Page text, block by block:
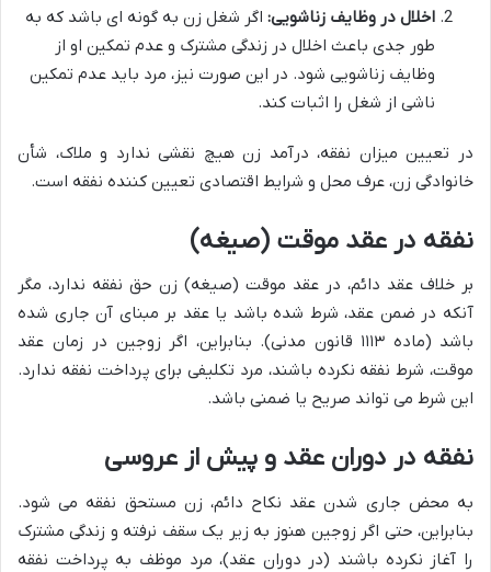
اخلال در وظایف زناشویی: اگر شغل زن به گونه ای باشد که به
طور جدی باعث اخلال در زندگی مشترک و عدم تمکین او از
وظایف زناشویی شود. در این صورت نیز، مرد باید عدم تمکین
ناشی از شغل را اثبات کند.
در تعیین میزان نفقه، درآمد زن هیچ نقشی ندارد و ملاک، شأن
خانوادگی زن، عرف محل و شرایط اقتصادی تعیین کننده نفقه است.
نفقه در عقد موقت (صیغه)
بر خلاف عقد دائم، در عقد موقت (صیغه) زن حق نفقه ندارد، مگر
آنکه در ضمن عقد، شرط شده باشد یا عقد بر مبنای آن جاری شده
باشد (ماده ۱۱۱۳ قانون مدنی). بنابراین، اگر زوجین در زمان عقد
موقت، شرط نفقه نکرده باشند، مرد تکلیفی برای پرداخت نفقه ندارد.
این شرط می تواند صریح یا ضمنی باشد.
نفقه در دوران عقد و پیش از عروسی
به محض جاری شدن عقد نکاح دائم، زن مستحق نفقه می شود.
بنابراین، حتی اگر زوجین هنوز به زیر یک سقف نرفته و زندگی مشترک
را آغاز نکرده باشند (در دوران عقد)، مرد موظف به پرداخت نفقه